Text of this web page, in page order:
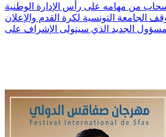
من مهامه على رأس الإدارة الوطنية
الجامعة التونسية لكرة القدم والإعلان